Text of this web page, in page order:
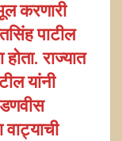
करणारी
पाटील
राज्यात
यांनी
वाट्याची